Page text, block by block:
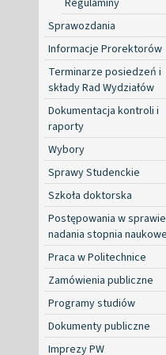
Sprawozdania
Informacje Prorektorów
Terminarze posiedzeń i
składy Rad Wydziałów
Dokumentacja kontroli i
raporty
Wybory
Sprawy Studenckie
Szkoła doktorska
Postępowania w sprawie
nadania stopnia
Praca w Politechnice
Zamówienia publiczne
Programy studiów
Dokumenty publiczne
Imprezy PW